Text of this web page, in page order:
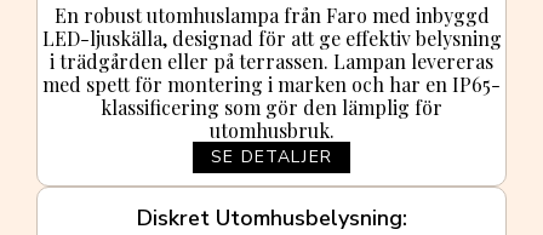
En robust utomhuslampa från Faro med inbyggd
LED-ljuskälla, designad för att ge effektiv belysning
i trädgården eller på terrassen. Lampan levereras
med spett för montering i marken och har en IP65-
klassificering som gör den lämplig för
utomhusbruk.
SE DETALJER
Diskret Utomhusbelysning